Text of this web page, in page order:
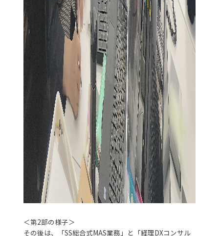
＜第2部の様子＞
その後は、「SS総合式MAS業務」と「経理DXコンサル